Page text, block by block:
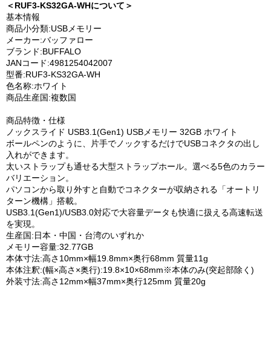
＜RUF3-KS32GA-WHについて＞
基本情報
商品小分類:USBメモリー
メーカー:バッファロー
ブランド:BUFFALO
JANコード:4981254042007
型番:RUF3-KS32GA-WH
色名称:ホワイト
商品生産国:複数国
商品特徴・仕様
ノックスライド USB3.1(Gen1) USBメモリー 32GB ホワイト
ボールペンのように、片手でノックするだけでUSBコネクタの出し
入れができます。
太いストラップも通せる大型ストラップホール。選べる5色のカラー
バリエーション。
パソコンから取り外すと自動でコネクターが収納される「オートリ
ターン機構」搭載。
USB3.1(Gen1)/USB3.0対応で大容量データも快適に扱える高速転送
を実現。
生産国:日本・中国・台湾のいずれか
メモリー容量:32.77GB
本体寸法:高さ10mm×幅19.8mm×奥行68mm 質量11g
本体注釈:(幅×高さ×奥行):19.8×10×68mm※本体のみ(突起部除く)
外装寸法:高さ12mm×幅37mm×奥行125mm 質量20g